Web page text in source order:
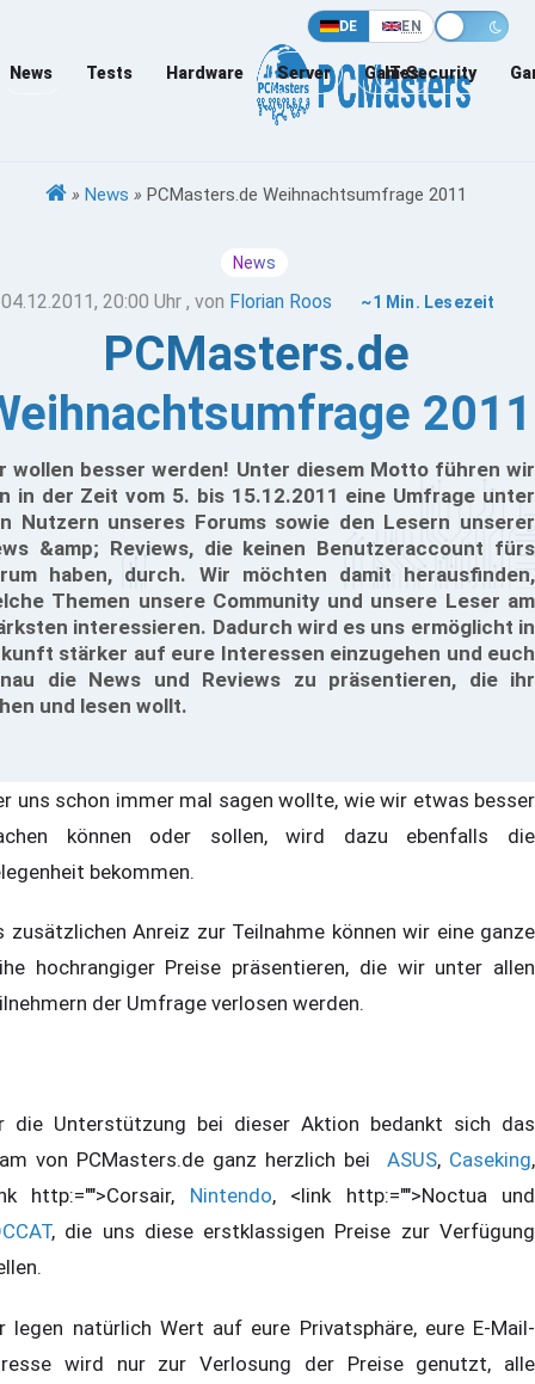
DE EN
News Tests Hardware Server Games
IT-Security
» News » PCMasters.de Weihnachtsumfrage 2011
News
04.12.2011, 20:00 Uhr , von Florian Roos ~1 Min. Lesezeit
PCMasters.de
2011
wollen besser werden! Unter diesem Motto führen wir
in der Zeit vom 5. bis 15.12.2011 eine Umfrage unter
Nutzern unseres Forums sowie den Lesern unserer
&amp; Reviews, die keinen Benutzeraccount fürs
haben, durch. Wir möchten damit herausfinden,
Themen unsere Community und unsere Leser am
interessieren. Dadurch wird es uns ermöglicht in
stärker auf eure Interessen einzugehen und euch
die News und Reviews zu präsentieren, die ihr
und lesen wollt.
uns schon immer mal sagen wollte, wie wir etwas besser
können oder sollen, wird dazu ebenfalls die
bekommen.
zusätzlichen Anreiz zur Teilnahme können wir eine ganze
hochrangiger Preise präsentieren, die wir unter allen
der Umfrage verlosen werden.
die Unterstützung bei dieser Aktion bedankt sich das
von PCMasters.de ganz herzlich bei ASUS, Caseking,
http:="">Corsair, Nintendo, <link http:="">Noctua und
, die uns diese erstklassigen Preise zur Verfügung
legen natürlich Wert auf eure Privatsphäre, eure E-Mail-
wird nur zur Verlosung der Preise genutzt, alle